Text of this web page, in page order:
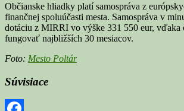
Občianske hliadky platí samospráva z
finančnej spoluúčasti mesta. Samospráva v
dotáciu z MIRRI vo výške 331 550 eur, vďaka
fungovať najbližších 30 mesiacov.
Foto: Mesto Poltár
Súvisiace